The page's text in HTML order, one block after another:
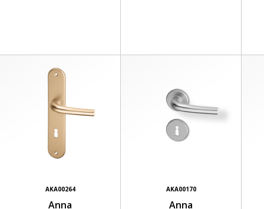
AKA00264
Anna
AKA00170
Anna